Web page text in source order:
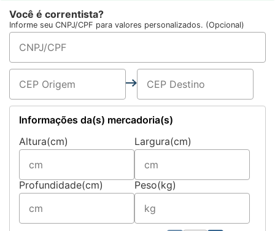
Você é correntista?
Informe seu CNPJ/CPF para valores personalizados. (Opcional)
Informações da(s) mercadoria(s)
Altura(cm)
Largura(cm)
Profundidade(cm) Peso(kg)